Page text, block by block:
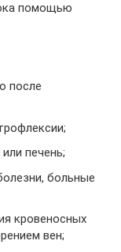
помощью
после
печень;
больные
кровеносных
вен;